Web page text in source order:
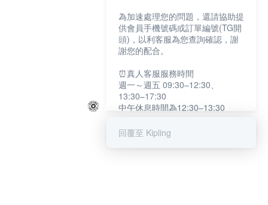
為加速處理您的問題，還請協助提
供會員手機號碼或訂單編號(TG開
頭)，以利客服為您查詢確認，謝
謝您的配合。
⏰真人客服服務時間
週一～週五 09:30–12:30、
13:30–17:30
中午休息時間為12:30–13:30
提醒您：系統會自動已讀訊息，如
回覆至 Kipling